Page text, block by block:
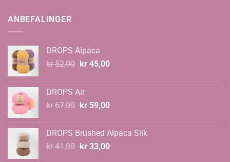
ANBEFALINGER
DROPS Alpaca
kr52,00 Opprinnelig
kr 52,00.
kr45,00Nåværende
DROPS Air
kr67,00 Opprinnelig
kr 67,00.
kr59,00Nåværende
kr 59,00.
DROPS Brushed Alpaca Silk
kr41,00 Opprinnelig
kr33,00Nåværende